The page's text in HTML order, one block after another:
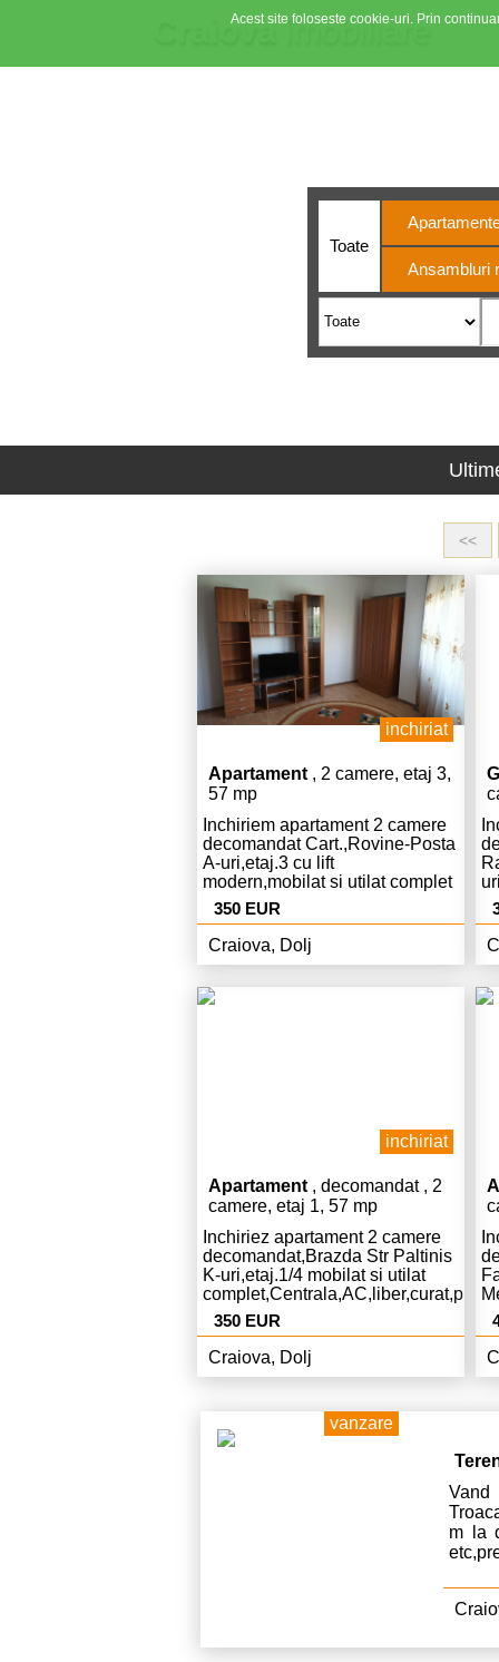
Craiovaimobiliare
Toate
Ansambluri
<<
inchiriat
Apartament , 2 camere, etaj 3,
57 mp
Inchiriem apartament 2 camere
decomandat Cart.,Rovine-Posta
A-uri,etaj.3 cu lift
modern,mobilat si utilat complet
Euro chiria si 350 Euro garantie.
350 EUR
Craiova, Dolj
inchiriat
Apartament , decomandat , 2
camere, etaj 1, 57 mp
Inchiriez apartament 2 camere
decomandat,Brazda Str Paltinis
K-uri,etaj.1/4 mobilat si utilat
Euro chiria si 350 Euro garantie.
350 EUR
Craiova, Dolj
vanzare
Vand
m la
Acest site foloseste cookie-uri. Prin